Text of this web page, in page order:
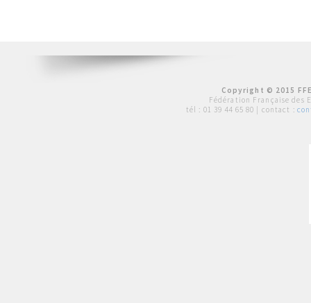
Copyright © 2015
Fédération Française des
tél : 01 39 44 65 80 | contact :